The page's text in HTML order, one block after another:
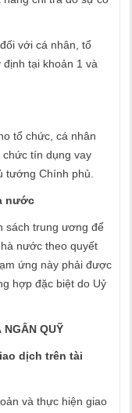
với cá nhân, tổ
tại khoản 1 và
tổ chức, cá nhân
tín dụng vay
tướng Chính phủ.
nước
sách trung ương để
nước theo quyết
ứng này phải được
hợp đặc biệt do Uỷ
NGÂN QUỸ
dịch trên tài
và thực hiện giao